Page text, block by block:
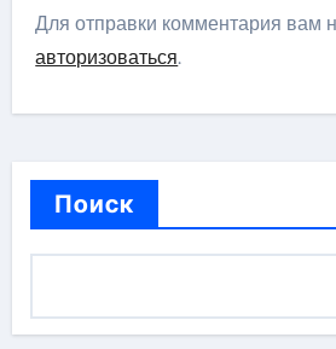
Для отправки комментария вам
авторизоваться.
Поиск